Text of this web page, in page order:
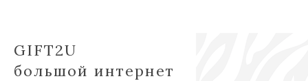
GIFT2U
большой интернет